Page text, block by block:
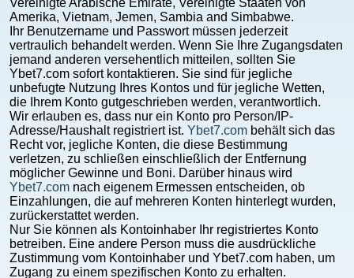
Vereinigte Arabische Emirate, Vereinigte Staaten von
Amerika, Vietnam, Jemen, Sambia and Simbabwe.
Ihr Benutzername und Passwort müssen jederzeit
vertraulich behandelt werden. Wenn Sie Ihre Zugangsdaten
jemand anderen versehentlich mitteilen, sollten Sie
Ybet7.com sofort kontaktieren. Sie sind für jegliche
unbefugte Nutzung Ihres Kontos und für jegliche Wetten,
die Ihrem Konto gutgeschrieben werden, verantwortlich.
Wir erlauben es, dass nur ein Konto pro Person/IP-
Adresse/Haushalt registriert ist. Ybet7.com behält sich das
Recht vor, jegliche Konten, die diese Bestimmung
verletzen, zu schließen einschließlich der Entfernung
möglicher Gewinne und Boni. Darüber hinaus wird
Ybet7.com nach eigenem Ermessen entscheiden, ob
Einzahlungen, die auf mehreren Konten hinterlegt wurden,
zurückerstattet werden.
Nur Sie können als Kontoinhaber Ihr registriertes Konto
betreiben. Eine andere Person muss die ausdrückliche
Zustimmung vom Kontoinhaber und Ybet7.com haben, um
Zugang zu einem spezifischen Konto zu erhalten.